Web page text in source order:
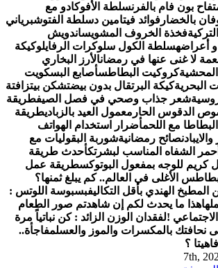
تفاح بون فام بالفرنسلطة الأفوكادو مع
بالخضار فوائد فيتامين دسلطة الفتوشبرياني
فخذة الخروف المشويساندويش
أعراضهسلطة الكول سلوكرات الرفايلوكيكة
لا غنى عنها في رمضانالأرز البخاري
كروكيت البطاطسأصابع البسكويت
البحريةكيكة البرتقال بدون بيضتشكن بيتزا فتة
شعر جذاب وصحي في فصل الصيفطريقة
الدقوس الحار معمول العيد بالزباديطريقة
مع اللحمأضرار استخدام الهواتف
نصائح رمضانيةشوربة البقوليات مع
الشفاه المناسب لبشرتكأحدث طريقة
كريم للوجه بمفعول البوتوكسطريقة عمل
الأغلى في العالم.. كم يبلغ ثمنها؟
الهندي بأقل التكاليفبسبوسة اللوتس :
هذا ما يحدث لكم إن شاهدتم صور الطعام
!لفقدان الوزن الزائد : كن نباتياً مرة
نحافتك بالمكسرات والموز والعسلمفاجأة..
؟